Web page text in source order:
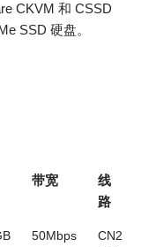
CKVM 和 CSSD
SSD 硬盘。
带宽
线
路
50Mbps
CN2